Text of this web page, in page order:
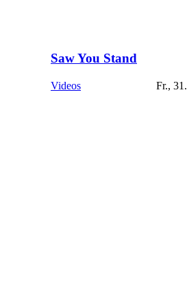
Saw You Stand
Videos Fr.,